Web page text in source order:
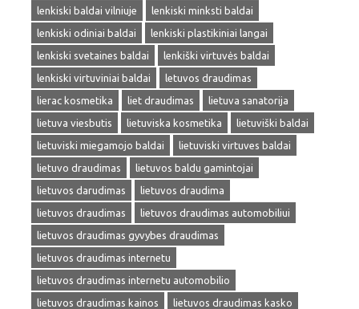
lenkiski baldai vilniuje
lenkiski minksti baldai
lenkiski odiniai baldai
lenkiski plastikiniai langai
lenkiski svetaines baldai
lenkiški virtuvės baldai
lenkiski virtuviniai baldai
letuvos draudimas
lierac kosmetika
liet draudimas
lietuva sanatorija
lietuva viesbutis
lietuviska kosmetika
lietuviški baldai
lietuviski miegamojo baldai
lietuviski virtuves baldai
lietuvo draudimas
lietuvos baldu gamintojai
lietuvos darudimas
lietuvos draudima
lietuvos draudimas
lietuvos draudimas automobiliui
lietuvos draudimas gyvybes draudimas
lietuvos draudimas internetu
lietuvos draudimas internetu automobilio
lietuvos draudimas kainos
lietuvos draudimas kasko